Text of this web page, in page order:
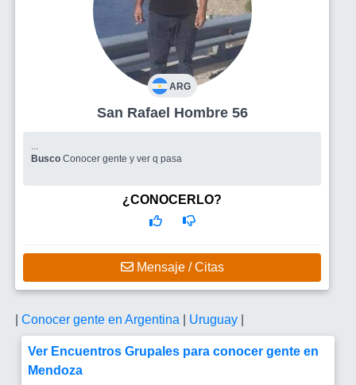
ARG
San Rafael Hombre 56
...
Busco Conocer gente y ver q pasa
¿CONOCERLO?
Mensaje / Citas
Conocer gente en Argentina Uruguay
Ver Encuentros Grupales para conocer gente en
Mendoza